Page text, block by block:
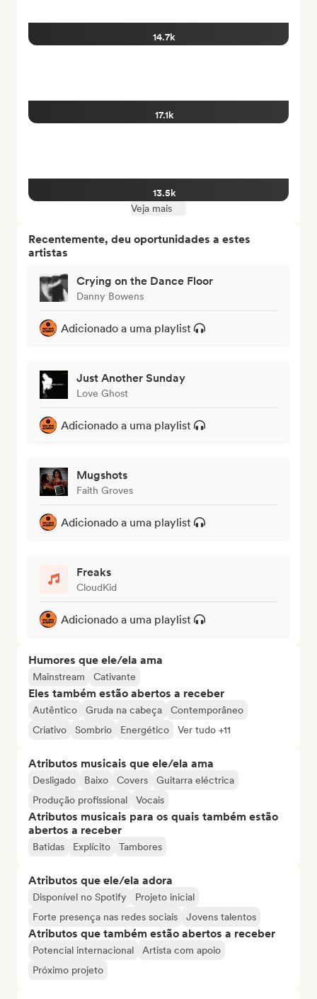
14.7k
17.1k
13.5k
Veja mais
Recentemente, deu oportunidades a estes
artistas
Crying on the Dance Floor
Danny Bowens
Adicionado a uma playlist
Just Another Sunday
Love Ghost
Adicionado a uma playlist
Mugshots
Faith Groves
Adicionado a uma playlist
Freaks
CloudKid
Adicionado a uma playlist
Humores que ele/ela ama
Mainstream Cativante
Eles também estão abertos a receber
Autêntico Gruda na cabeça
Contemporâneo
Criativo
Sombrio Energético Ver tudo +11
Atributos musicais que ele/ela ama
Desligado Baixo Covers
Guitarra eléctrica
Produção profissional
Vocais
Atributos musicais para os quais também estão
abertos a receber
Batidas Explícito Tambores
Atributos que ele/ela adora
Disponível no Spotify
Projeto inicial
Forte presença nas redes sociais
Jovens talentos
Atributos que também estão abertos a receber
Potencial internacional
Artista com apoio
Próximo projeto